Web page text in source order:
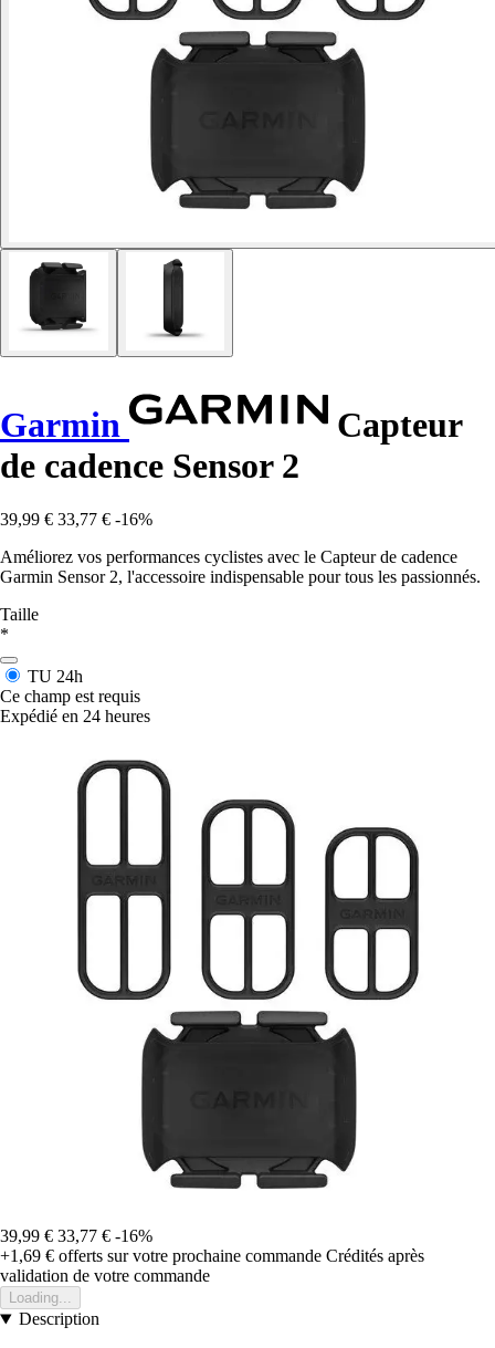
Garmin
Capteur
de cadence Sensor 2
39,99 € 33,77 € -16%
Améliorez vos performances cyclistes avec le Capteur de cadence
Garmin Sensor 2, l'accessoire indispensable pour tous les passionnés.
Taille
*
TU 24h
Ce champ est requis
Expédié en 24 heures
39,99 € 33,77 € -16%
+1,69 € offerts sur votre prochaine commande Crédités après
validation de votre commande
Loading...
Description